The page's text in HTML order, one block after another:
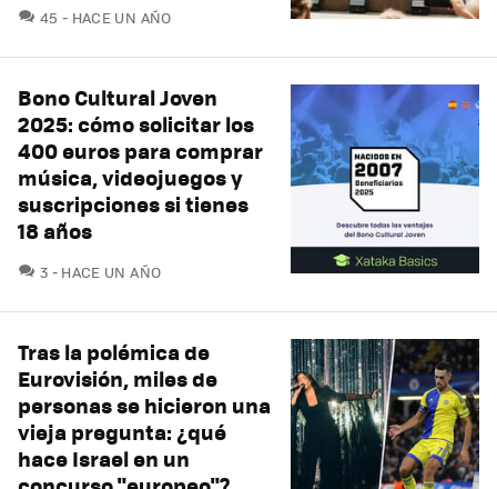
45 COMENTARIOS
HACE UN AÑO
Bono Cultural Joven
2025: cómo solicitar los
400 euros para comprar
música, videojuegos y
suscripciones si tienes
18 años
3 COMENTARIOS
HACE UN AÑO
Tras la polémica de
Eurovisión, miles de
personas se hicieron una
vieja pregunta: ¿qué
hace Israel en un